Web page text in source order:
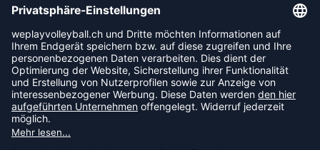
WEPLAYVOLLEYBALL-NEWSLETTER UND VERPASSE KEINE
JETZT ANMELDEN
FOLLOW US